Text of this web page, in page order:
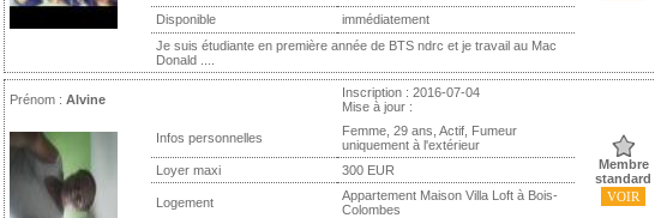
Disponible
immédiatement
Je suis étudiante en première année de BTS ndrc et je travail au Mac
Donald ....
Prénom : Alvine
Inscription : 2016-07-04
Mise à jour :
Infos personnelles
Femme, 29 ans, Actif, Fumeur
uniquement à l'extérieur
Membre
standard
VOIR
Loyer maxi 300 EUR
Logement
Appartement Maison Villa Loft à Bois-
Colombes